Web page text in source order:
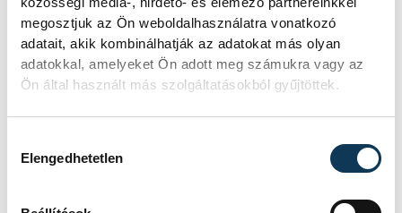
megosztjuk az Ön weboldalhasználatra vonatkozó
adatait, akik kombinálhatják az adatokat más olyan
adatokkal, amelyeket Ön adott meg számukra vagy az
Ön által használt más szolgáltatásokból gyűjtöttek.
Elengedhetetlen